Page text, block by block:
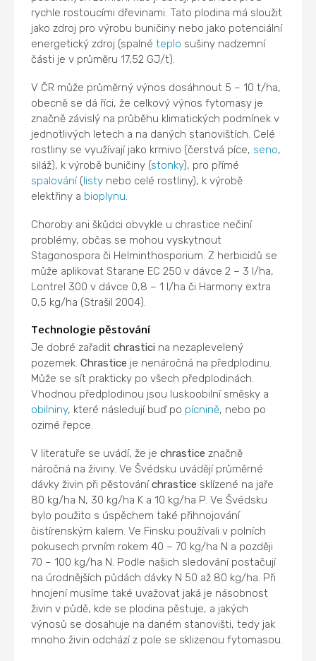
rychle rostoucími dřevinami. Tato plodina má sloužit
jako zdroj pro výrobu buničiny nebo jako potenciální
energetický zdroj (spalnéteplo sušiny nadzemní
části je v průměru 17,52 GJ/t).
V ČR může průměrný výnos dosáhnout 5 – 10 t/ha,
obecně se dá říci, že celkový výnos fytomasy je
značně závislý na průběhu klimatických podmínek v
jednotlivých letech a na daných stanovištích. Celé
rostliny se využívají jako krmivo (čerstvá píce, seno,
siláž), k výrobě buničiny (stonky), pro přímé
spalování(listy nebo celé rostliny), k výrobě
elektřiny a bioplynu.
Choroby ani škůdci obvykle u chrastice nečiní
problémy, občas se mohou vyskytnout
Stagonospora či Helminthosporium. Z herbicidů se
může aplikovat Starane EC 250 v dávce 2 – 3 l/ha,
Lontrel 300 v dávce 0,8 – 1 l/ha či Harmony extra
0,5 kg/ha (Strašil 2004).
Technologie pěstování
Je dobré zařaditchrastici na nezaplevelený
pozemek.Chrastice je nenáročná na předplodinu.
Může se sít prakticky po všech předplodinách.
Vhodnou předplodinou jsou luskoobilní směsky a
obilniny, které následují buď po pícnině, nebo po
ozimé řepce.
V literatuře se uvádí, že jechrastice značně
náročná na živiny. Ve Švédsku uvádějí průměrné
dávky živin při pěstováníchrastice sklízené na jaře
80 kg/ha N, 30 kg/ha K a 10 kg/ha P. Ve Švédsku
bylo použito s úspěchem také přihnojování
čistírenským kalem. Ve Finsku používali v polních
pokusech prvním rokem 40 – 70 kg/ha N a později
70 – 100 kg/ha N. Podle našich sledování postačují
na úrodnějších půdách dávky N 50 až 80 kg/ha. Při
hnojení musíme také uvažovat jaká je násobnost
živin v půdě, kde se plodina pěstuje, a jakých
výnosů se dosahuje na daném stanovišti, tedy jak
mnoho živin odchází z pole se sklizenou fytomasou.